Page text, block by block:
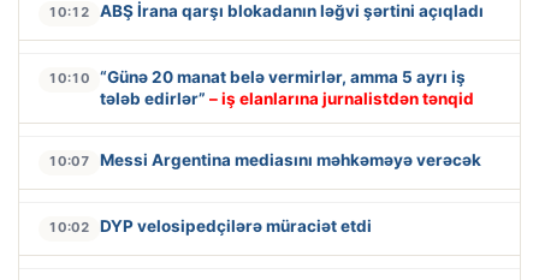
10:12 ABŞ İrana qarşı blokadanın ləğvi şərtini açıqladı
10:10
“Günə 20 manat belə vermirlər, amma 5 ayrı iş
tələb edirlər” – iş elanlarına jurnalistdən tənqid
10:07 Messi Argentina mediasını məhkəməyə verəcək
10:02 DYP velosipedçilərə müraciət etdi